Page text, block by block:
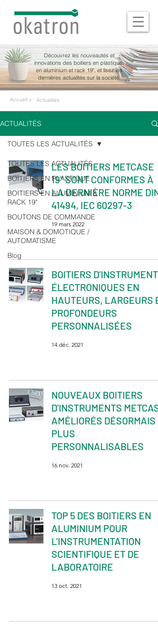
Découvrez les nouveautés et
innovations des boitiers en plastique,
en aluminium et rack 19", et lisez les
dernières actualités sur la société.
Accueil > Actualités
ACTUALITÉS
TOUTES LES ACTUALITÉS
BOITIERS EN PLASTIQUE
BOITIERS EN ALUMINIUM &
RACK 19"
BOUTONS DE COMMANDE
MAISON & DOMOTIQUE /
AUTOMATISME
Blog
TOUTES LES ACTUALITÉS
LES BOITIERS METCASE
19" SONT CONFORMES À
LA DERNIÈRE NORME DIN
41494, IEC 60297-3
19 mars 2022
BOITIERS D'INSTRUMENTS
ÉLECTRONIQUES EN
HAUTEURS, LARGEURS
PROFONDEURS
PERSONNALISÉES
14 déc. 2021
NOUVEAUX BOITIERS
D'INSTRUMENTS
AMÉLIORÉS DÉSORMAIS
PLUS
PERSONNALISABLES
16 nov. 2021
TOP 5 DES BOITIERS EN
ALUMINIUM POUR
L'INSTRUMENTATION
SCIENTIFIQUE ET DE
LABORATOIRE
13 oct. 2021